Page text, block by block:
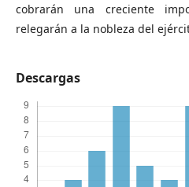
cobrarán una creciente
relegarán a la nobleza del
Descargas